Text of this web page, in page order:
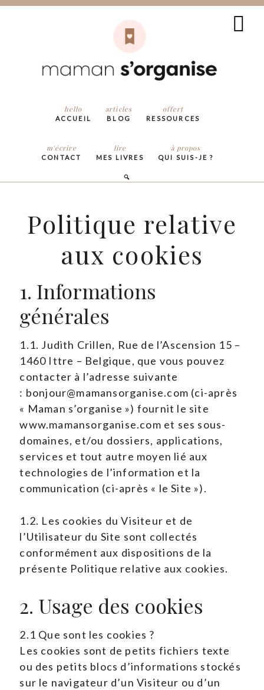
hello
ACCUEIL
articles
BLOG
offert
RESSOURCES
m'écrire
CONTACT
lire
MES LIVRES
à propos
QUI SUIS-JE ?
Politique relative
aux cookies
1. Informations
générales
1.1. Judith Crillen, Rue de l’Ascension 15 –
1460 Ittre – Belgique, que vous pouvez
contacter à l’adresse suivante
: bonjour@mamansorganise.com (ci-après
« Maman s’organise ») fournit le site
www.mamansorganise.com et ses sous-
domaines, et/ou dossiers, applications,
services et tout autre moyen lié aux
technologies de l’information et la
communication (ci-après « le Site »).
1.2. Les cookies du Visiteur et de
l’Utilisateur du Site sont collectés
conformément aux dispositions de la
présente Politique relative aux cookies.
2. Usage des cookies
2.1 Que sont les cookies ?
Les cookies sont de petits fichiers texte
ou des petits blocs d’informations stockés
sur le navigateur d’un Visiteur ou d’un